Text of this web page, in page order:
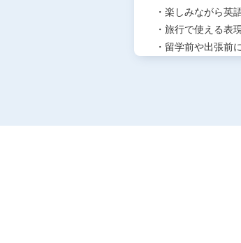
・楽しみながら英
・旅行で使える表
・留学前や出張前